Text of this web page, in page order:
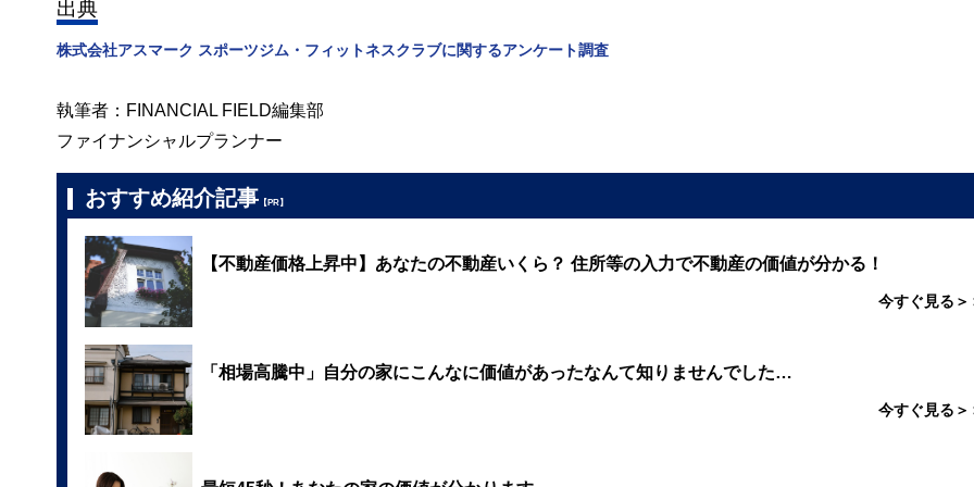
出典
株式会社アスマーク スポーツジム・フィットネスクラブに関するアンケート調査
執筆者：FINANCIAL FIELD編集部
ファイナンシャルプランナー
おすすめ紹介記事 【PR】
【不動産価格上昇中】あなたの不動産いくら？ 住所等の入力で不動産の価値が分かる！
今すぐ見る＞
「相場高騰中」自分の家にこんなに価値があったなんて知りませんでした…
今すぐ見る＞